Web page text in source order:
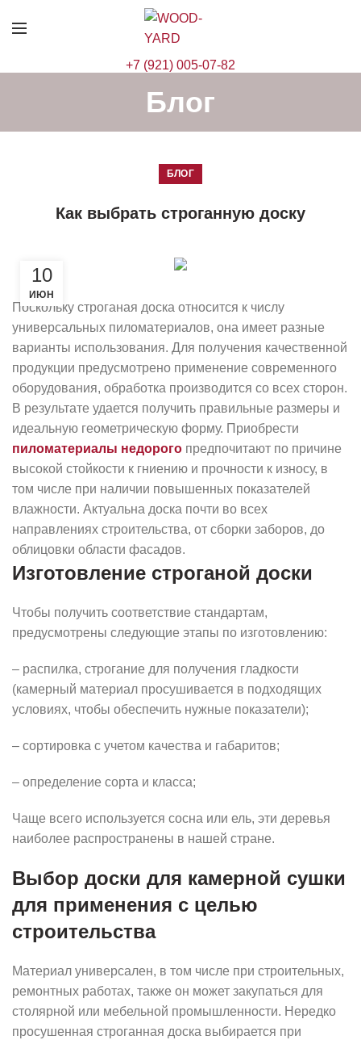
+7 (921) 005-07-82
Блог
БЛОГ
Как выбрать строганную доску
10
ИЮН
Поскольку строганая доска относится к числу
универсальных пиломатериалов, она имеет разные
варианты использования. Для получения качественной
продукции предусмотрено применение современного
оборудования, обработка производится со всех сторон.
В результате удается получить правильные размеры и
идеальную геометрическую форму. Приобрести
пиломатериалы недорого предпочитают по причине
высокой стойкости к гниению и прочности к износу, в
том числе при наличии повышенных показателей
влажности. Актуальна доска почти во всех
направлениях строительства, от сборки заборов, до
облицовки области фасадов.
Изготовление строганой доски
Чтобы получить соответствие стандартам,
предусмотрены следующие этапы по изготовлению:
– распилка, строгание для получения гладкости
(камерный материал просушивается в подходящих
условиях, чтобы обеспечить нужные показатели);
– сортировка с учетом качества и габаритов;
– определение сорта и класса;
Чаще всего используется сосна или ель, эти деревья
наиболее распространены в нашей стране.
Выбор доски для камерной сушки
для применения с целью
строительства
Материал универсален, в том числе при строительных,
ремонтных работах, также он может закупаться для
столярной или мебельной промышленности. Нередко
просушенная строганная доска выбирается при